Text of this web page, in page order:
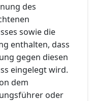
des
sowie die
enthalten, dass
gegen diesen
eingelegt wird.
dem
oder